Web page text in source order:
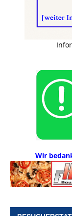
Wir